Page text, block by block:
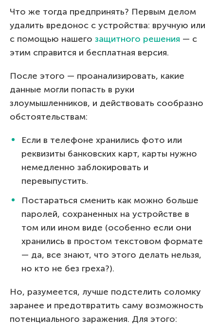
Что же тогда предпринять? Первым делом
удалить вредонос с устройства: вручную или
с помощью нашего защитного решения — с
этим справится и бесплатная версия.
После этого — проанализировать, какие
данные могли попасть в руки
злоумышленников, и действовать сообразно
обстоятельствам:
Если в телефоне хранились фото или
реквизиты банковских карт, карты нужно
немедленно заблокировать и
перевыпустить.
Постараться сменить как можно больше
паролей, сохраненных на устройстве в
том или ином виде (особенно если они
хранились в простом текстовом формате
— да, все знают, что этого делать нельзя,
но кто не без греха?).
Но, разумеется, лучше подстелить соломку
заранее и предотвратить саму возможность
потенциального заражения. Для этого: